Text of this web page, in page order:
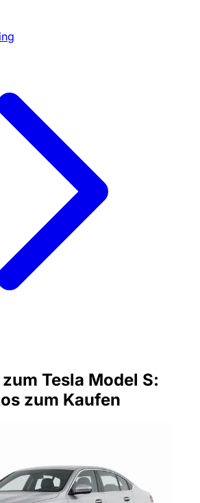
Tesla Model S:
zum Kaufen